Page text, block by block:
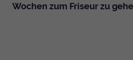
Wochen zum Friseur zu